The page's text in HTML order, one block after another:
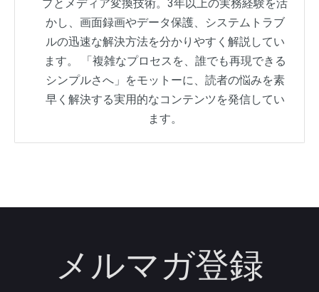
プとメディア変換技術。3年以上の実務経験を活
かし、画面録画やデータ保護、システムトラブ
ルの迅速な解決方法を分かりやすく解説してい
ます。 「複雑なプロセスを、誰でも再現できる
シンプルさへ」をモットーに、読者の悩みを素
早く解決する実用的なコンテンツを発信してい
ます。
メルマガ登録